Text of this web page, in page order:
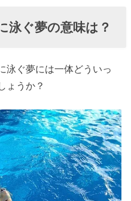
泳ぐ夢の意味は？
泳ぐ夢には一体どういっ
ょうか？